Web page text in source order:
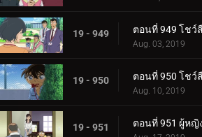
19 - 949
Aug. 03, 2019
19 - 950
Aug. 10, 2019
19 - 951